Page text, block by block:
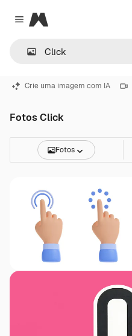
Close menu
Magnific
Crie uma imagem com IA
Fotos Click
Fotos